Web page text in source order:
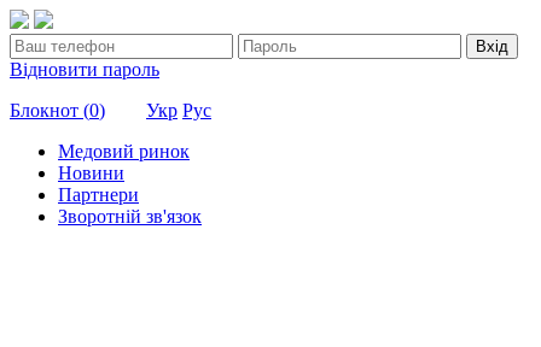
Вхід
Відновити пароль
Блокнот (0) Укр Рус
Медовий ринок
Новини
Партнери
Зворотній зв'язок